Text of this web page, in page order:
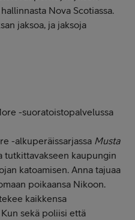
Nova Scotiassa.
jaksoa, ja jaksoja
-suoratoistopalvelussa
-alkuperäissarjassa Musta
tutkittavakseen kaupungin
katoamisen. Anna tajuaa
poikaansa Nikoon.
kaikkensa
sekä poliisi että